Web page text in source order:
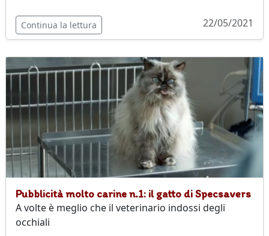
Continua la lettura 22/05/2021
Pubblicità molto carine n.1: il gatto di Specsavers
A volte è meglio che il veterinario indossi degli
occhiali